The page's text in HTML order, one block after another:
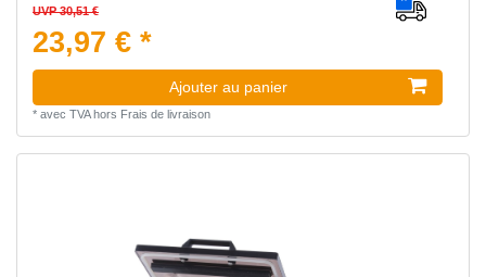
UVP 30,51 €
23,97 € *
Ajouter au panier
* avec TVAhors Frais de livraison